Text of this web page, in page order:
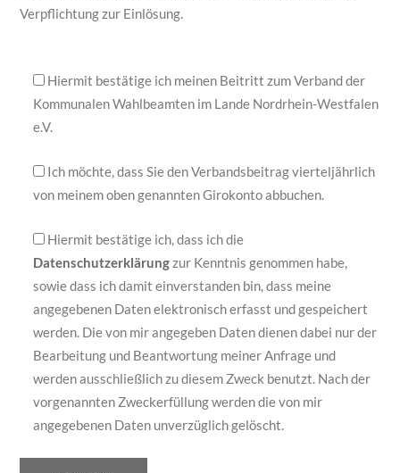
Verpflichtung zur Einlösung.
Hiermit bestätige ich meinen Beitritt zum Verband der
Kommunalen Wahlbeamten im Lande Nordrhein-Westfalen
e.V.
Ich möchte, dass Sie den Verbandsbeitrag vierteljährlich
von meinem oben genannten Girokonto abbuchen.
Hiermit bestätige ich, dass ich die
Datenschutzerklärungzur Kenntnis genommen habe,
sowie dass ich damit einverstanden bin, dass meine
angegebenen Daten elektronisch erfasst und gespeichert
werden. Die von mir angegeben Daten dienen dabei nur der
Bearbeitung und Beantwortung meiner Anfrage und
werden ausschließlich zu diesem Zweck benutzt. Nach der
vorgenannten Zweckerfüllung werden die von mir
angegebenen Daten unverzüglich gelöscht.